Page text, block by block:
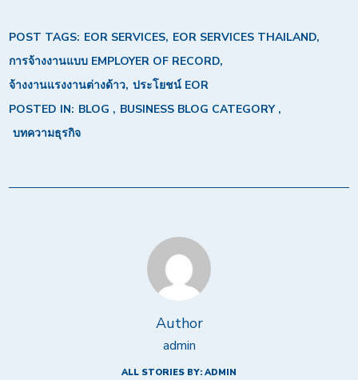
POST TAGS: EOR SERVICES EOR SERVICES THAILAND
การจ้างงานแบบ EMPLOYER OF RECORD
จ้างงานแรงงานต่างด้าว ประโยชน์ EOR
POSTED IN: BLOG
BUSINESS BLOG CATEGORY
บทความธุรกิจ
Author
admin
ALL STORIES BY: ADMIN